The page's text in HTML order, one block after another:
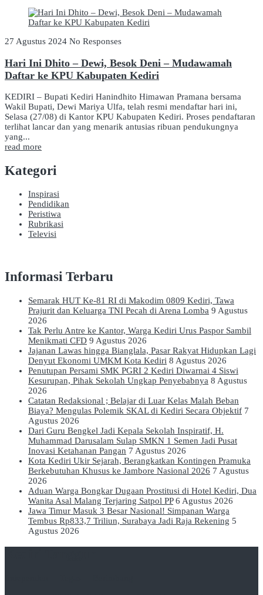
27 Agustus 2024 No Responses
Hari Ini Dhito – Dewi, Besok Deni – Mudawamah
Daftar ke KPU Kabupaten Kediri
KEDIRI – Bupati Kediri Hanindhito Himawan Pramana bersama
Wakil Bupati, Dewi Mariya Ulfa, telah resmi mendaftar hari ini,
Selasa (27/08) di Kantor KPU Kabupaten Kediri. Proses pendaftaran
terlihat lancar dan yang menarik antusias ribuan pendukungnya
yang...
read more
Kategori
Inspirasi
Pendidikan
Peristiwa
Rubrikasi
Televisi
Informasi Terbaru
Semarak HUT Ke-81 RI di Makodim 0809 Kediri, Tawa
Prajurit dan Keluarga TNI Pecah di Arena Lomba 9 Agustus
2026
Tak Perlu Antre ke Kantor, Warga Kediri Urus Paspor Sambil
Menikmati CFD 9 Agustus 2026
Jajanan Lawas hingga Bianglala, Pasar Rakyat Hidupkan Lagi
Denyut Ekonomi UMKM Kota Kediri 8 Agustus 2026
Penutupan Persami SMK PGRI 2 Kediri Diwarnai 4 Siswi
Kesurupan, Pihak Sekolah Ungkap Penyebabnya 8 Agustus
2026
Catatan Redaksional ; Belajar di Luar Kelas Malah Beban
Biaya? Mengulas Polemik SKAL di Kediri Secara Objektif 7
Agustus 2026
Dari Guru Bengkel Jadi Kepala Sekolah Inspiratif, H.
Muhammad Darusalam Sulap SMKN 1 Semen Jadi Pusat
Inovasi Ketahanan Pangan 7 Agustus 2026
Kota Kediri Ukir Sejarah, Berangkatkan Kontingen Pramuka
Berkebutuhan Khusus ke Jambore Nasional 2026 7 Agustus
2026
Aduan Warga Bongkar Dugaan Prostitusi di Hotel Kediri, Dua
Wanita Asal Malang Terjaring Satpol PP 6 Agustus 2026
Jawa Timur Masuk 3 Besar Nasional! Simpanan Warga
Tembus Rp833,7 Triliun, Surabaya Jadi Raja Rekening 5
Agustus 2026